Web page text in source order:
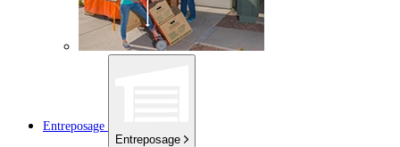
Entreposage
Entreposage